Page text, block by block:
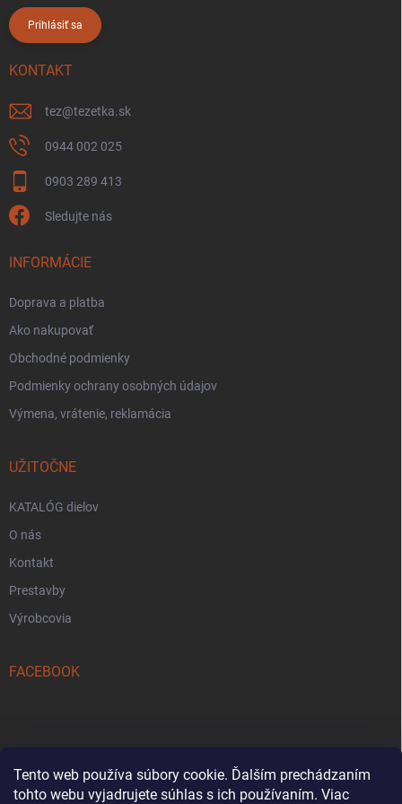
Tento web používa súbory cookie. Ďalším prechádzaním
tohto webu vyjadrujete súhlas s ich používaním. Viac
Prihlásiť sa
KONTAKT
tez@tezetka.sk
0944 002 025
0903 289 413
Sledujte nás
INFORMÁCIE
Doprava a platba
Ako nakupovať
Obchodné podmienky
Podmienky ochrany osobných údajov
Výmena, vrátenie, reklamácia
UŽITOČNE
KATALÓG dielov
O nás
Kontakt
Prestavby
Výrobcovia
FACEBOOK
Reklamačný formulár